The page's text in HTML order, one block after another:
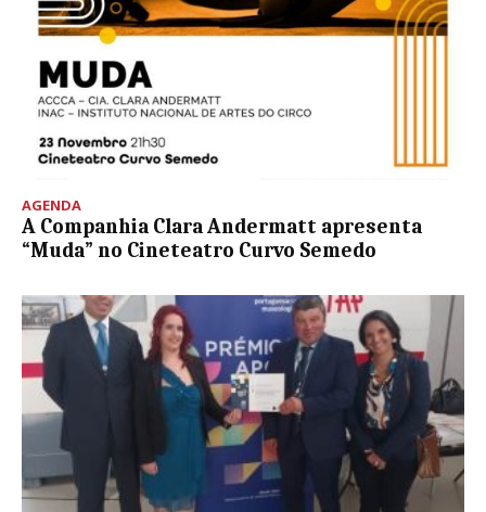
AGENDA
A Companhia Clara Andermatt apresenta
“Muda” no Cineteatro Curvo Semedo